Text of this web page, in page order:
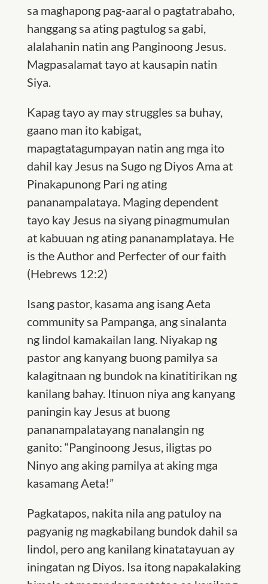
sa maghapong pag-aaral o pagtatrabaho,
hanggang sa ating pagtulog sa gabi,
alalahanin natin ang Panginoong Jesus.
Magpasalamat tayo at kausapin natin
Siya.
Kapag tayo ay may struggles sa buhay,
gaano man ito kabigat,
mapagtatagumpayan natin ang mga ito
dahil kay Jesus na Sugo ng Diyos Ama at
Pinakapunong Pari ng ating
pananampalataya. Maging dependent
tayo kay Jesus na siyang pinagmumulan
at kabuuan ng ating pananamplataya. He
is the Author and Perfecter of our faith
(Hebrews 12:2)
Isang pastor, kasama ang isang Aeta
community sa Pampanga, ang sinalanta
ng lindol kamakailan lang. Niyakap ng
pastor ang kanyang buong pamilya sa
kalagitnaan ng bundok na kinatitirikan ng
kanilang bahay. Itinuon niya ang kanyang
paningin kay Jesus at buong
pananampalatayang nanalangin ng
ganito: “Panginoong Jesus, iligtas po
Ninyo ang aking pamilya at aking mga
kasamang Aeta!”
Pagkatapos, nakita nila ang patuloy na
pagyanig ng magkabilang bundok dahil sa
lindol, pero ang kanilang kinatatayuan ay
iningatan ng Diyos. Isa itong napakalaking